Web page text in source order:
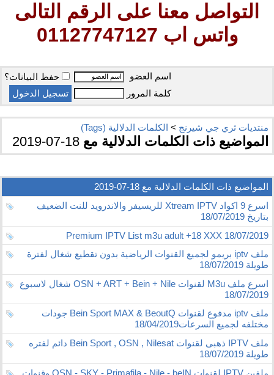
التواصل معنا على الرقم التالى
واتس اب 01127747127
اسم العضو
حفظ البيانات؟
كلمة المرور
منتديات ثري جي شيرنج > الكلمات الدلالية (Tags)
المواضيع ذات الكلمات الدلالية مع 18-07-2019
المواضيع ذات الكلمات الدلالية مع 18-07-2019
اسرع 9 اكواد Xtream IPTV للريسيفر والاندرويد للنت الضعيف
بتاريخ 18/07/2019
Premium IPTV List m3u adult +18 XXX 18/07/2019
ملف iptv بريمو لجميع القنوات الرياضية بدون تقطيع شغال لفترة
طويلة 18/07/2019
اسرع ملف M3u لقنوات OSN + ART + Bein + Nile شغال لاسبوع
18/07/2019
ملف iptv مدفوع لقنوات Bein Sport MAX & BeoutQ جودات
مختلفه لجميع السرعات18/04/2019
ملف IPTV ذهبى لقنوات Bein Sport , OSN , Nilesat دائم لفتره
طويلة 18/07/2019
ملفين IPTV لقنوات OSN - SKY - Primafila - Nile - beIN وقنوات